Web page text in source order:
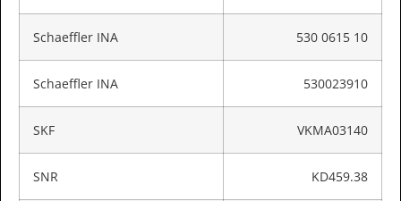
Schaeffler INA 530 0615 10
Schaeffler INA 530023910
SKF VKMA03140
SNR KD459.38